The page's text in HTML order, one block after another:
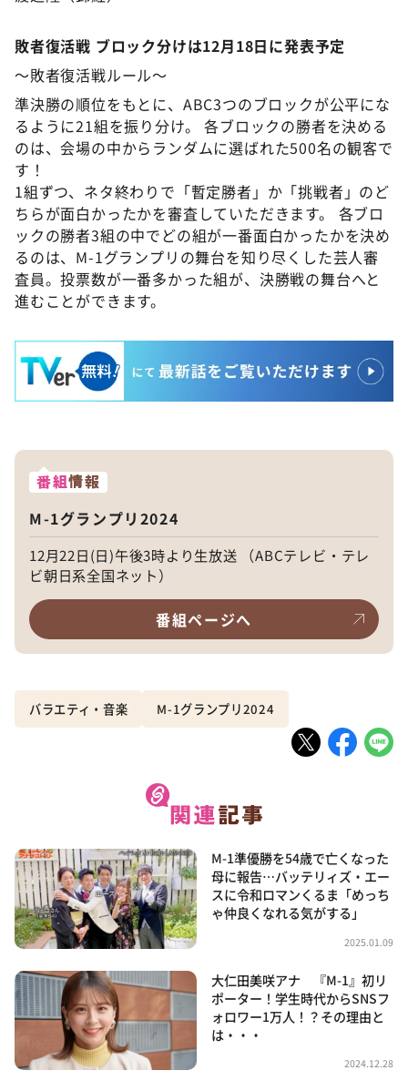
敗者復活戦 ブロック分けは12月18日に発表予定
～敗者復活戦ルール～
準決勝の順位をもとに、ABC3つのブロックが公平にな
るように21組を振り分け。 各ブロックの勝者を決める
のは、会場の中からランダムに選ばれた500名の観客で
す！
1組ずつ、ネタ終わりで「暫定勝者」か「挑戦者」のど
ちらが面白かったかを審査していただきます。 各ブロ
ックの勝者3組の中でどの組が一番面白かったかを決め
るのは、M-1グランプリの舞台を知り尽くした芸人審
査員。投票数が一番多かった組が、決勝戦の舞台へと
進むことができます。
番組情報
M-1グランプリ2024
12月22日(日)午後3時より生放送 （ABCテレビ・テレ
ビ朝日系全国ネット）
番組ページへ
バラエティ・音楽 M-1グランプリ2024
M-1準優勝を54歳で亡くなった
母に報告…バッテリィズ・エー
スに令和ロマンくるま「めっち
ゃ仲良くなれる気がする」
2025.01.09
大仁田美咲アナ 『M-1』初リ
ポーター！学生時代からSNSフ
ォロワー1万人！？その理由と
は・・・
2024.12.28